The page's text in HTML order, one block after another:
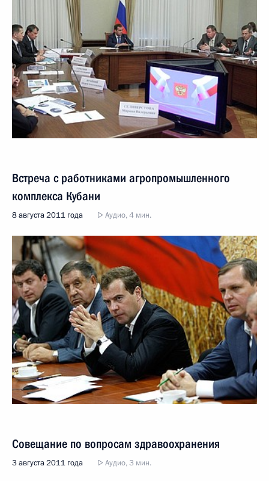
Встреча с работниками агропромышленного
комплекса Кубани
8 августа 2011 года Аудио, 4 мин.
Совещание по вопросам здравоохранения
3 августа 2011 года Аудио, 3 мин.